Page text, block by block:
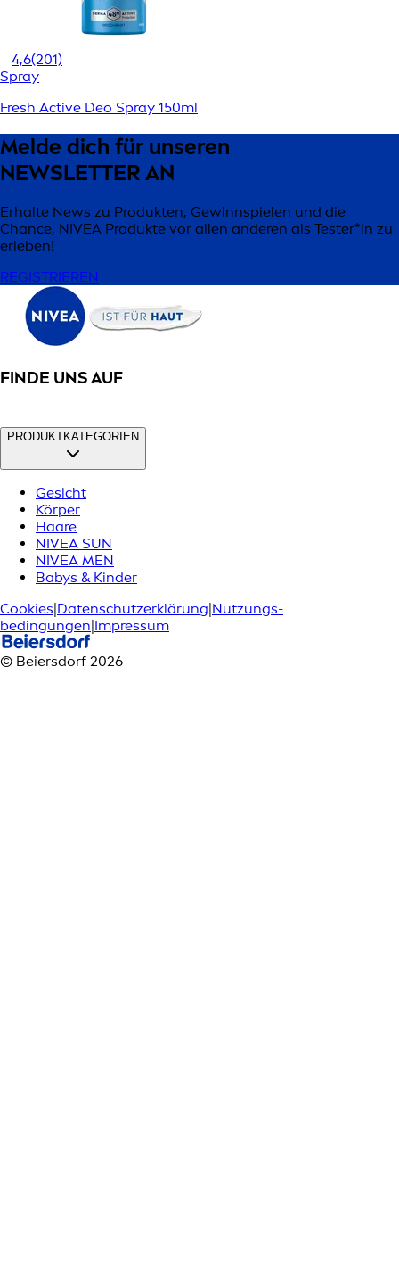
4,6(201)
Spray
Fresh Active Deo Spray 150ml
Melde dich für unseren
NEWSLETTER AN
Erhalte News zu Produkten, Gewinnspielen und die
Chance, NIVEA Produkte vor allen anderen als Tester*in zu
erleben!
REGISTRIEREN
FINDE UNS AUF
PRODUKTKATEGORIEN
Gesicht
Körper
Haare
NIVEA SUN
NIVEA MEN
Babys & Kinder
Cookies Datenschutzerklärung Nutzungs­
bedingungen Impressum
© Beiersdorf 2026